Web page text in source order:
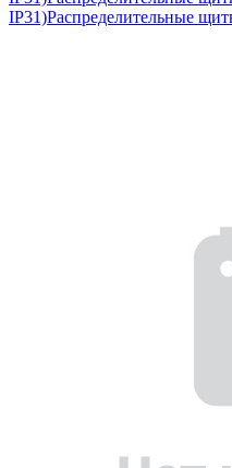
IP31)Распределительные